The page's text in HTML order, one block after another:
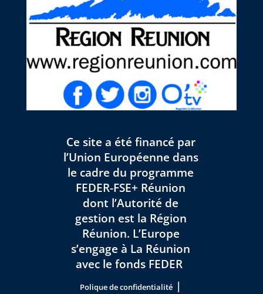
Ce site a été financé par
l’Union Européenne dans
le cadre du programme
FEDER-FSE+ Réunion
dont l’Autorité de
gestion est la Région
Réunion. L’Europe
s’engage à La Réunion
avec le fonds FEDER
Polique de confidentialité |